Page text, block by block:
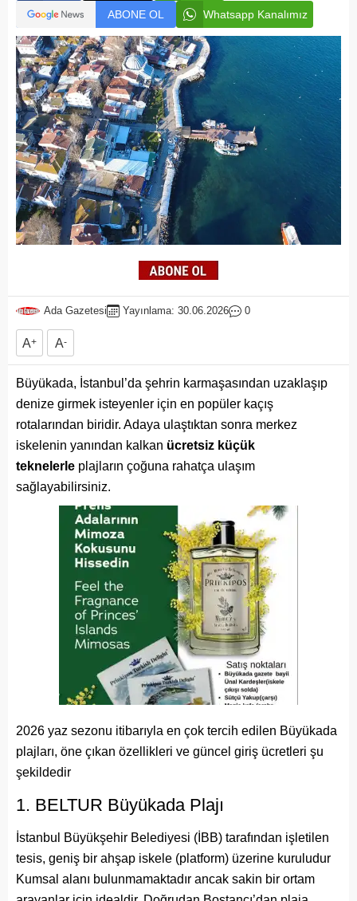
ABONE OL Whatsapp Kanalımız
Ada Gazetesi Yayınlama: 30.06.2026 0
A+ A-
Büyükada, İstanbul’da şehrin karmaşasından uzaklaşıp
denize girmek isteyenler için en popüler kaçış
rotalarından biridir. Adaya ulaştıktan sonra merkez
iskelenin yanından kalkan ücretsiz küçük
teknelerle plajların çoğuna rahatça ulaşım
sağlayabilirsiniz.
2026 yaz sezonu itibarıyla en çok tercih edilen Büyükada
plajları, öne çıkan özellikleri ve güncel giriş ücretleri şu
şekildedir
1. BELTUR Büyükada Plajı
İstanbul Büyükşehir Belediyesi (İBB) tarafından işletilen
tesis, geniş bir ahşap iskele (platform) üzerine kuruludur
Kumsal alanı bulunmamaktadır ancak sakin bir ortam